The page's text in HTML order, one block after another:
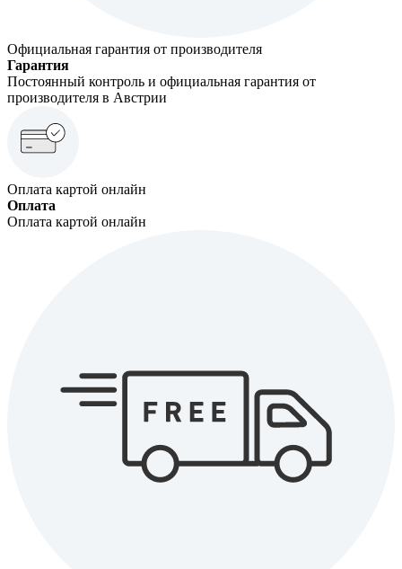
Официальная гарантия от производителя
Гарантия
Постоянный контроль и официальная гарантия от
производителя в Австрии
Оплата картой онлайн
Оплата
Оплата картой онлайн